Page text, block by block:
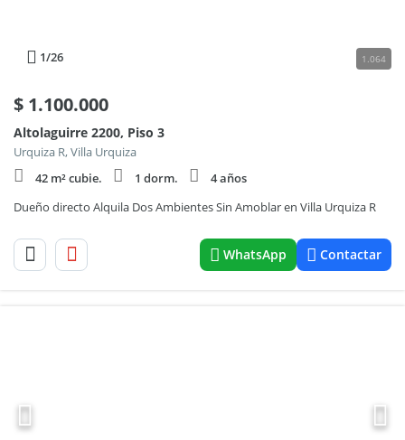
1/26 1.064
$ 1.100.000
Altolaguirre 2200, Piso 3
Urquiza R, Villa Urquiza
42 m² cubie.
1 dorm.
4 años
Dueño directo Alquila Dos Ambientes Sin Amoblar en Villa Urquiza R
WhatsApp Contactar